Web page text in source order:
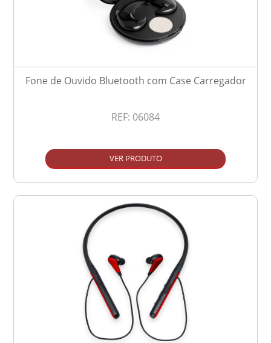
Fone de Ouvido Bluetooth com Case Carregador
REF: 06084
VER PRODUTO